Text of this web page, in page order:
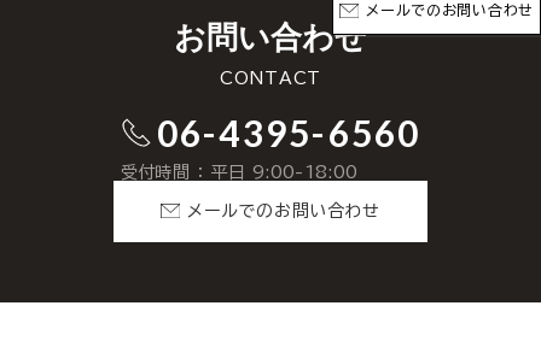
お問い合わせ
CONTACT
06-4395-6560
受付時間 ： 平日 9:00-18:00
メールでのお問い合わせ
メールでのお問い合わせ